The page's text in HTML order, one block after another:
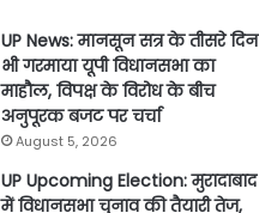
UP News: मानसून सत्र के तीसरे दिन
भी गरमाया यूपी विधानसभा का
माहौल, विपक्ष के विरोध के बीच
अनुपूरक बजट पर चर्चा
August 5, 2026
UP Upcoming Election: मुरादाबाद
में विधानसभा चुनाव की तैयारी तेज,